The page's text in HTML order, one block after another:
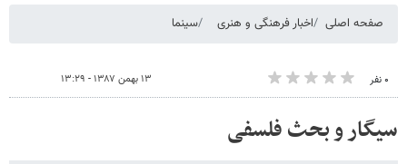
صفحه اصلی اخبار فرهنگی و هنری سینما
۰ نفر ۱۳ بهمن ۱۳۸۷ - ۱۳:۲۹
سیگار و بحث فلسفی